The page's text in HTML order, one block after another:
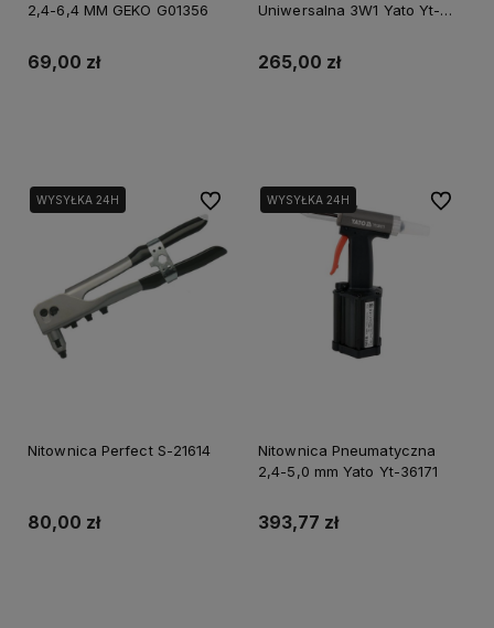
2,4-6,4 MM GEKO G01356
69,00 zł
Uniwersalna 3W1 Yato Yt-
265,00 zł
WYSYŁKA 24H
Nitownica Perfect S-21614
80,00 zł
Do ulubionychWYSYŁKA 24H
Nitownica Pneumatyczna
2,4-5,0 mm Yato Yt-36171
393,77 zł
Do